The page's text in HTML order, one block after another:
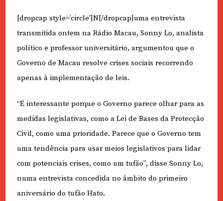
[dropcap style=’circle’]N[/dropcap]uma entrevista
transmitida ontem na Rádio Macau, Sonny Lo, analista
político e professor universitário, argumentou que o
Governo de Macau resolve crises sociais recorrendo
apenas à implementação de leis.
“É interessante porque o Governo parece olhar para as
medidas legislativas, como a Lei de Bases da Protecção
Civil, como uma prioridade. Parece que o Governo tem
uma tendência para usar meios legislativos para lidar
com potenciais crises, como um tufão”, disse Sonny Lo,
numa entrevista concedida no âmbito do primeiro
aniversário do tufão Hato.